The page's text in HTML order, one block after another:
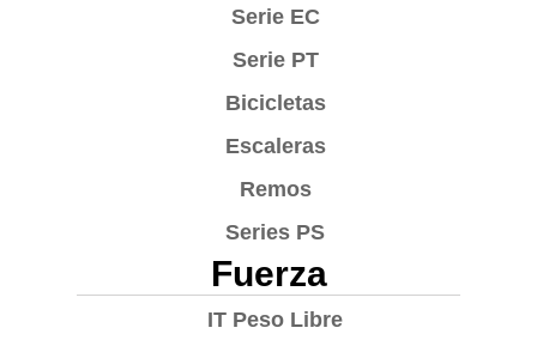
Serie EC
Serie PT
Bicicletas
Escaleras
Remos
Series PS
Fuerza
IT Peso Libre